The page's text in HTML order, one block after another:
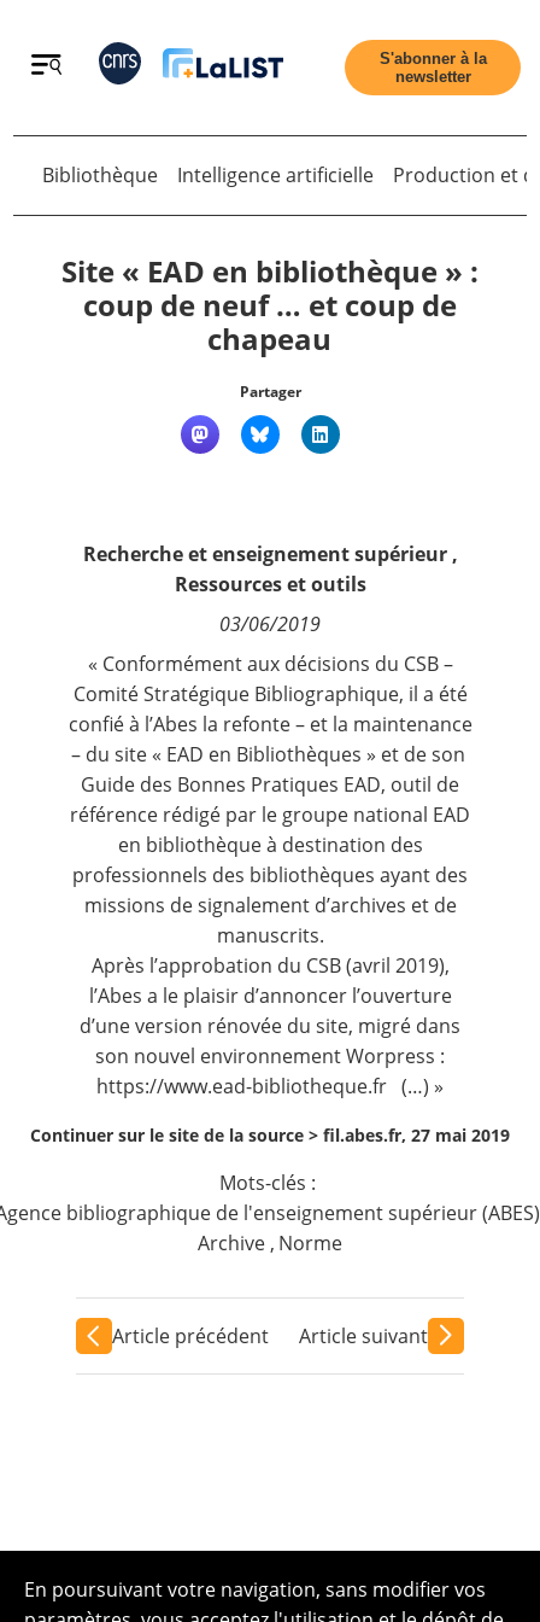
Retour
Contact
S'abonner à la
newsletter
Retour
Bibliothèque Intelligence artificielle Production et
Site « EAD en bibliothèque » :
coup de neuf … et coup de
chapeau
Partager
Recherche et enseignement supérieur,
Ressources et outils
03/06/2019
« Conformément aux décisions du CSB –
Comité Stratégique Bibliographique, il a été
confié à l’Abes la refonte – et la maintenance
– du site « EAD en Bibliothèques » et de son
Guide des Bonnes Pratiques EAD, outil de
référence rédigé par le groupe national EAD
en bibliothèqueà destination des
professionnels des bibliothèques ayant des
missions de signalement d’archives et de
manuscrits.
Après l’approbation du CSB (avril 2019),
l’Abes a le plaisir d’annoncer l’ouverture
d’une version rénovée du site, migré dans
son nouvel environnement Worpress :
https://www.ead-bibliotheque.fr (…) »
Continuer sur le site de la source > fil.abes.fr, 27 mai 2019
Mots-clés :
bibliographique de l'enseignement supérieur (ABES)
Archive , Norme
Article précédent Article suivant
En poursuivant votre navigation, sans modifier vos